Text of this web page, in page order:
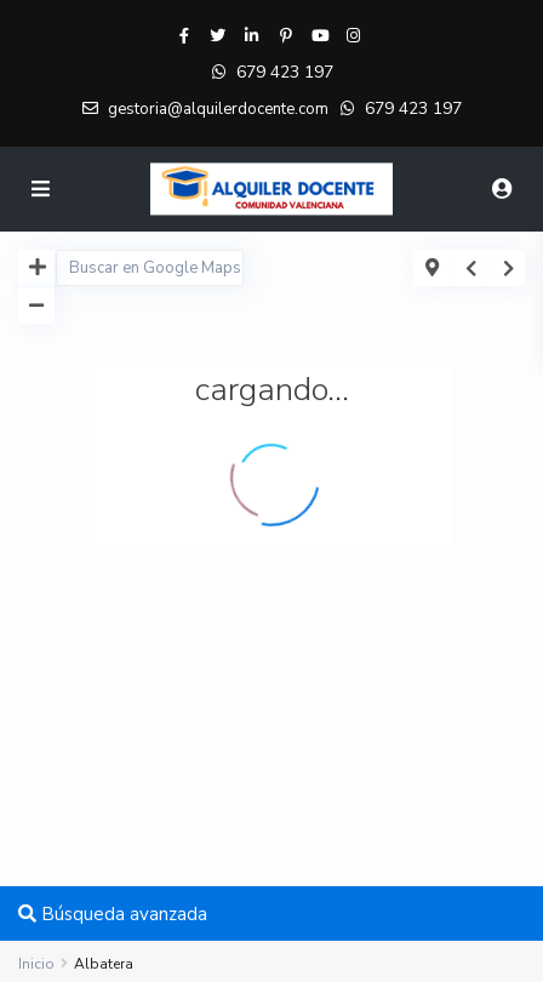
679 423 197
gestoria@alquilerdocente.com 679 423 197
cargando...
Búsqueda avanzada
Inicio Albatera